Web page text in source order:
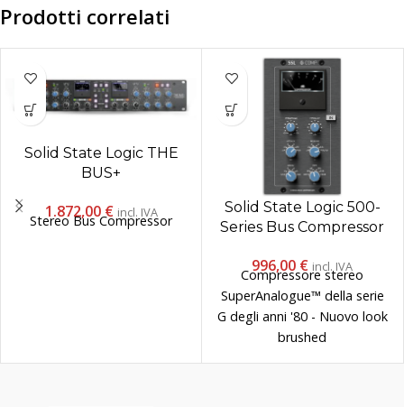
Prodotti correlati
Solid State Logic THE
BUS+
1.872,00 € incl. IVA
Stereo Bus Compressor
Solid State Logic 500-
Series Bus Compressor
996,00 € incl. IVA
Compressore stereo
SuperAnalogue™ della serie
G degli anni '80 - Nuovo look
brushed